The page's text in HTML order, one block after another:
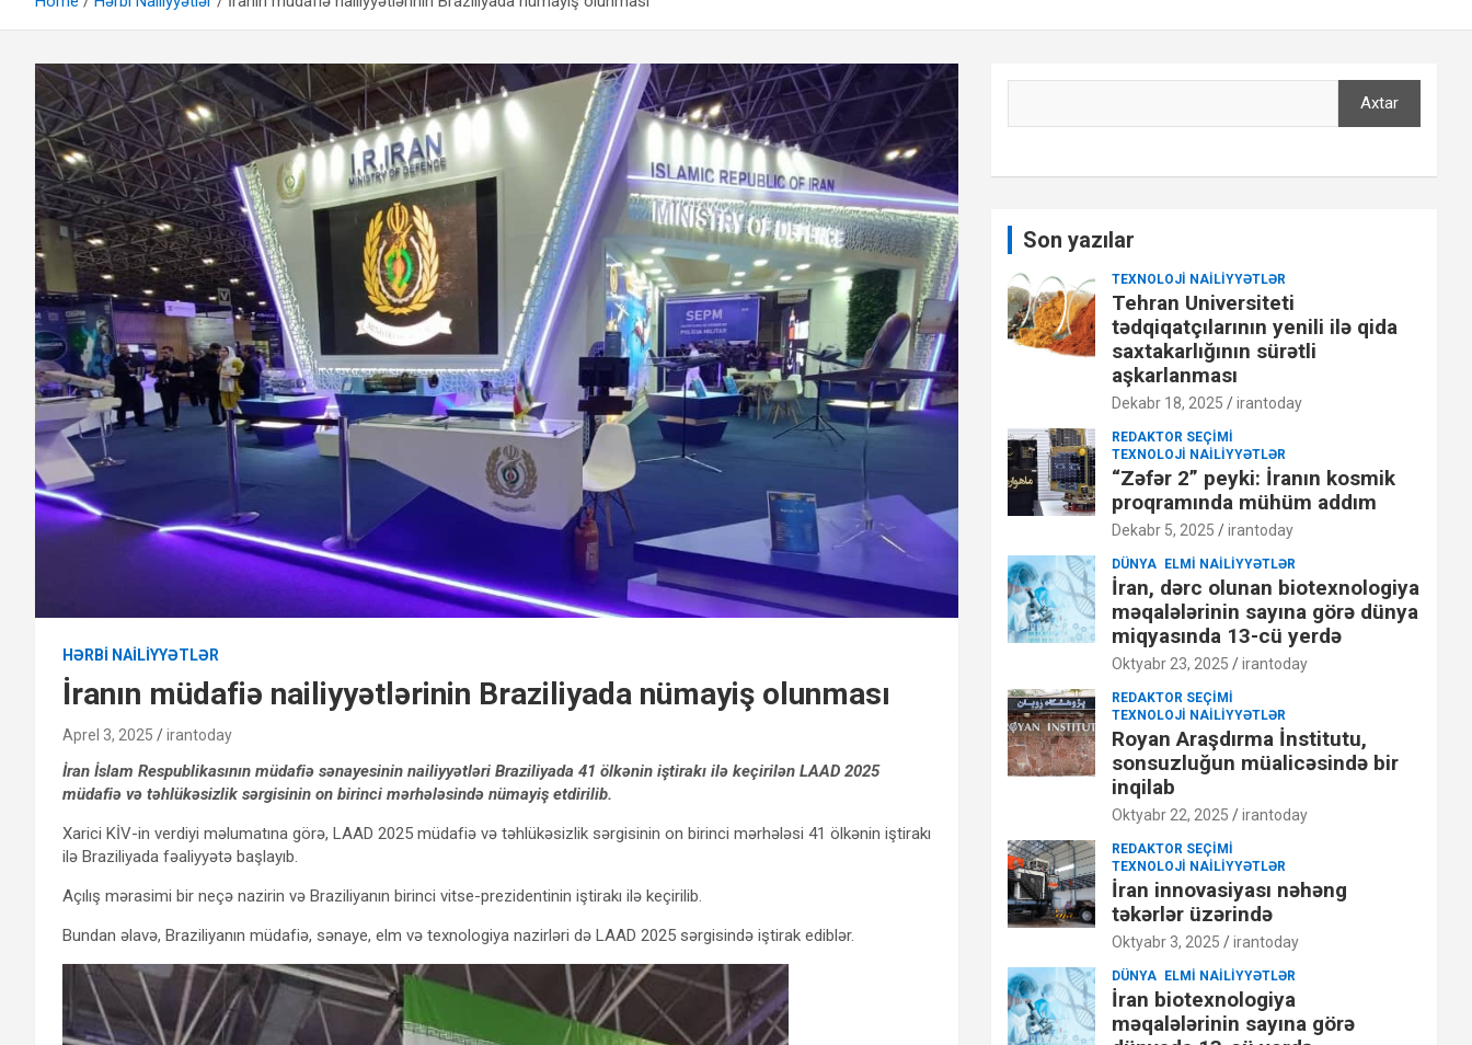
HƏRBI NAILIYYƏTLƏR
İranın müdafiə nailiyyətlərinin Braziliyada nümayiş olunması
Aprel 3, 2025 irantoday
İran İslam Respublikasının müdafiə sənayesinin nailiyyətləri Braziliyada 41 ölkənin iştirakı ilə keçirilən LAAD 2025
müdafiə və təhlükəsizlik sərgisinin on birinci mərhələsində nümayiş etdirilib.
Xarici KİV-in verdiyi məlumatına görə, LAAD 2025 müdafiə və təhlükəsizlik sərgisinin on birinci mərhələsi 41 ölkənin iştirakı
ilə Braziliyada fəaliyyətə başlayıb.
Açılış mərasimi bir neçə nazirin və Braziliyanın birinci vitse-prezidentinin iştirakı ilə keçirilib.
Bundan əlavə, Braziliyanın müdafiə, sənaye, elm və texnologiya nazirləri də LAAD 2025 sərgisində iştirak ediblər.
Axtar
Son yazılar
TEXNOLOJI NAILIYYƏTLƏR
Tehran Universiteti
tədqiqatçılarının yenili ilə qida
saxtakarlığının sürətli
aşkarlanması
Dekabr 18, 2025 irantoday
REDAKTOR SEÇIMI
TEXNOLOJI NAILIYYƏTLƏR
“Zəfər 2” peyki: İranın kosmik
proqramında mühüm addım
Dekabr 5, 2025 irantoday
DÜNYA ELMI NAILIYYƏTLƏR
İran, dərc olunan biotexnologiya
məqalələrinin sayına görə dünya
miqyasında 13-cü yerdə
Oktyabr 23, 2025 irantoday
REDAKTOR SEÇIMI
TEXNOLOJI NAILIYYƏTLƏR
Royan Araşdırma İnstitutu,
sonsuzluğun müalicəsində bir
inqilab
Oktyabr 22, 2025 irantoday
REDAKTOR SEÇIMI
TEXNOLOJI NAILIYYƏTLƏR
İran innovasiyası nəhəng
təkərlər üzərində
Oktyabr 3, 2025 irantoday
DÜNYA ELMI NAILIYYƏTLƏR
İran biotexnologiya
məqalələrinin sayına görə